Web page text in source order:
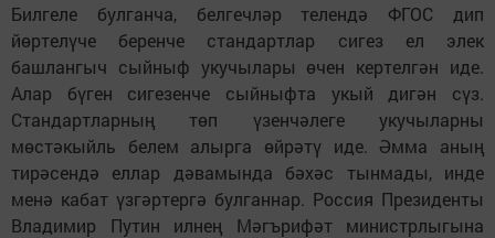
Билгеле булганча, белгечләр телендә ФГОС дип
йөртелүче беренче стандартлар сигез ел элек
башлангыч сыйныф укучылары өчен кертелгән иде.
Алар бүген сигезенче сыйныфта укый дигән сүз.
Стандартларның төп үзен­чәлеге укучыларны
мөстәкыйль белем алырга өйрәтү иде. Әмма аның
тирәсендә еллар дәва­мында бәхәс тынмады, инде
менә кабат үзгәртергә булганнар. Россия Президенты
Владимир Путин илнең Мәгърифәт министрлыгына